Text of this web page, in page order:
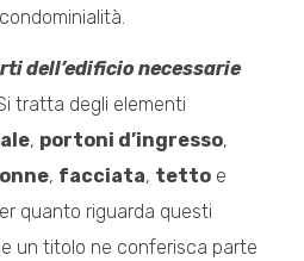
dell’edificio necessarie
tratta degli elementi
, portoni d’ingresso,
, facciata, tettoe
quanto riguarda questi
un titolo ne conferisca parte